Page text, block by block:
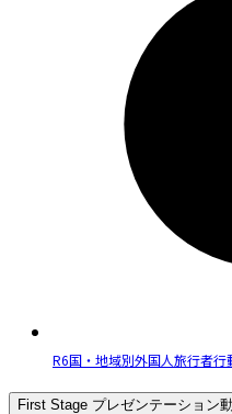
R6国・地域別外国人旅行者行
First Stage プレゼンテーション